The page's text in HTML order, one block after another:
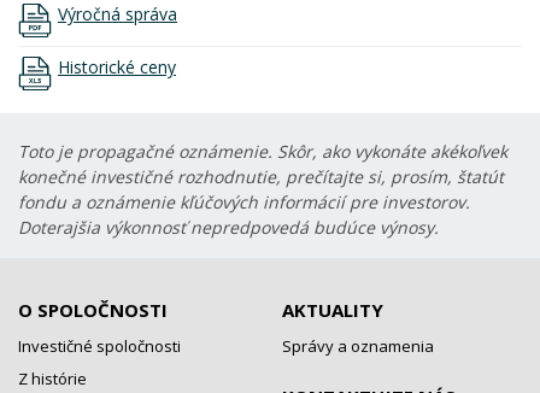
Výročná správa
Historické ceny
Toto je propagačné oznámenie. Skôr, ako vykonáte akékoľvek
konečné investičné rozhodnutie, prečítajte si, prosím, štatút
fondu a oznámenie kľúčových informácií pre investorov.
Doterajšia výkonnosť nepredpovedá budúce výnosy.
O SPOLOČNOSTI
Investičné spoločnosti
Z histórie
AKTUALITY
Správy a oznamenia